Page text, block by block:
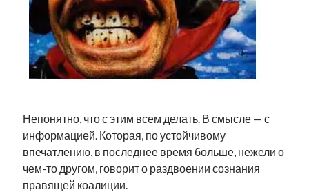
Фотографии
Экономика
Эстония и Россия
Юмор
Метки
radio narva takinada андрус ансип
ансиппиада безработица видео
Непонятно, что с этим всем делать. В смысле — с
информацией. Которая, по устойчивому
впечатлению, в последнее время больше, нежели о
чем-то другом, говорит о раздвоении сознания
правящей коалиции.